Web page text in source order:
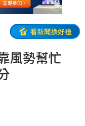
看新聞換好禮
風勢幫忙